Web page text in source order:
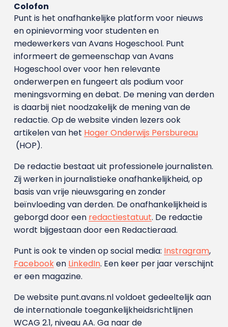
Colofon
Punt is het onafhankelijke platform voor nieuws
en opinievorming voor studenten en
medewerkers van Avans Hoge­school. Punt
informeert de gemeenschap van Avans
Hogeschool over voor hen relevante
onderwerpen en fungeert als podium voor
meningsvorming en debat. De mening van derden
is daarbij niet noodzakelijk de mening van de
redactie. Op de website vinden lezers ook
artikelen van het Hoger Onderwijs Persbureau
(HOP).
De redactie bestaat uit professionele journalisten.
Zij werken in journalistieke onafhankelijkheid, op
basis van vrije nieuwsgaring en zonder
beïnvloeding van derden. De onafhankelijkheid is
geborgd door een redactiestatuut. De redactie
wordt bijgestaan door een Redactieraad.
Punt is ook te vinden op social media: Instragram,
Facebooken LinkedIn. Een keer per jaar verschijnt
er een magazine.
De website punt.avans.nl voldoet gedeeltelijk aan
de internationale toegankelijkheidsrichtlijnen
WCAG 2.1, niveau AA. Ga naar de